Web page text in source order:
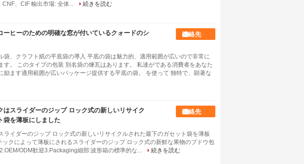
CNF、CIF 輸出市場: 全体...
続きを読む
ーヒーのための明確な窓が付いているクォードのシ
連絡先
袋、クラフト紙の平底袋の導入 平底の袋は魅力的、適用範囲が広いので非常に
す。 このタイプの包装 別名袋の煉瓦はあります。 私達がである消費者をあなた
励ます適用範囲が広いパッケージ提供する平底の袋。 を使って 独特で、顕著な
はスライダーのジップ ロック式の新しいリサイク
袋を薄板にしました
連絡先
ライダーのジップ ロック式の新しいリサイクルされた最下のガセット袋を薄板
ックによって薄板にされるスライダーのジップ ロック式の新鮮な果物のブドウ包
ODM歓迎3.Packaging細部:波形箱の標準的な...
続きを読む